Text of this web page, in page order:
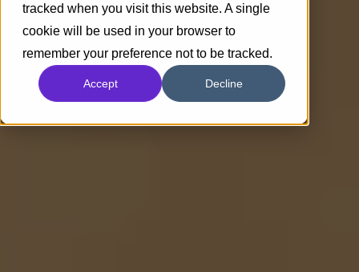
tracked when you visit this website. A single
cookie will be used in your browser to
remember your preference not to be tracked.
Accept Decline